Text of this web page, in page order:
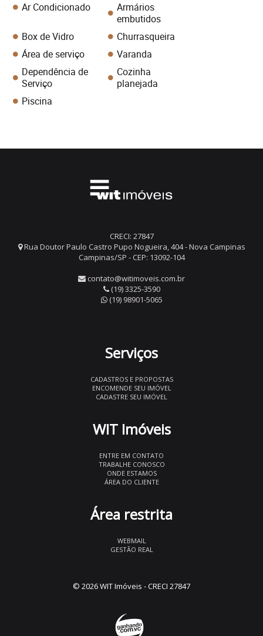
Ar Condicionado
Armários
embutidos
Box de Vidro
Churrasqueira
Área de serviço
Varanda
Dependência de
Serviço
Cozinha
planejada
Piscina
CRECI: 27847
Rua Doutor Paulo Castro Pupo Nogueira, 404 - Nova Campinas
Campinas/SP - CEP: 13092-104
contato@witimoveis.com.br
(19) 3325-3590
(19) 98901-5065
Serviços
CADASTROS E PROPOSTAS
ENCOMENDE SEU IMÓVEL
CADASTRE SEU IMÓVEL
WIT Imóveis
ENTRE EM CONTATO
TRABALHE CONOSCO
ONDE ESTAMOS
ÁREA DO CLIENTE
Área restrita
WEBMAIL
GESTÃO REAL
© 2026 WIT Imóveis - CRECI 27847